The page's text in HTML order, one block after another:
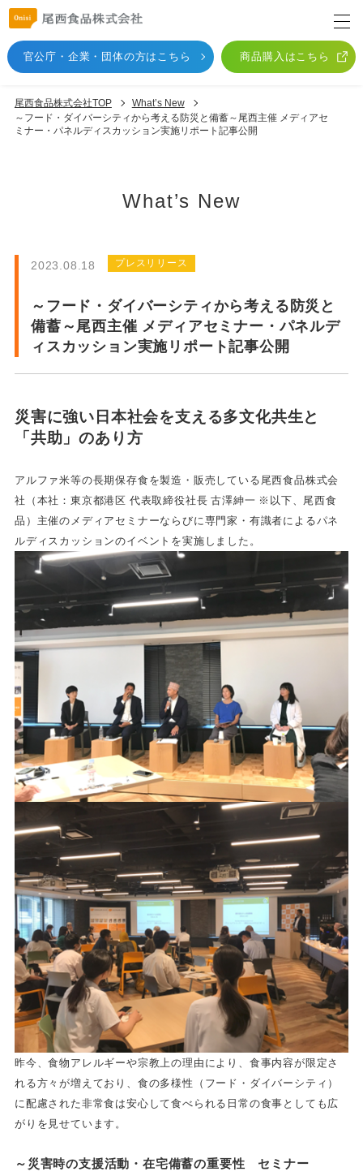
官公庁・企業・団体の方はこちら 商品購入はこちら
尾西食品株式会社TOP
What’s New
～フード・ダイバーシティから考える防災と備蓄～尾西主催 メディアセ
ミナー・パネルディスカッション実施リポート記事公開
What’s New
2023.08.18 プレスリリース
～フード・ダイバーシティから考える防災と
備蓄～尾西主催 メディアセミナー・パネルデ
ィスカッション実施リポート記事公開
災害に強い日本社会を支える多文化共生と
「共助」のあり方
アルファ米等の長期保存食を製造・販売している尾西食品株式会
社（本社：東京都港区 代表取締役社長 古澤紳一 ※以下、尾西食
品）主催のメディアセミナーならびに専門家・有識者によるパネ
ルディスカッションのイベントを実施しました。
昨今、食物アレルギーや宗教上の理由により、食事内容が限定さ
れる方々が増えており、食の多様性（フード・ダイバーシティ）
に配慮された非常食は安心して食べられる日常の食事としても広
がりを見せています。
～災害時の支援活動・在宅備蓄の重要性 セミナー